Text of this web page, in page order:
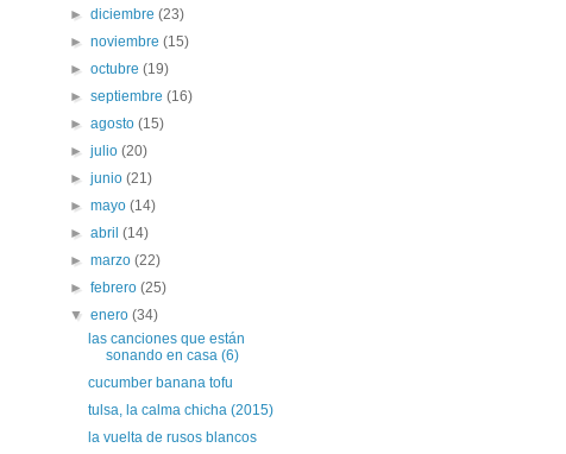
►diciembre(23)
►noviembre(15)
►octubre(19)
►septiembre(16)
►agosto(15)
►julio(20)
►junio(21)
►mayo(14)
►abril(14)
►marzo(22)
►febrero(25)
▼enero(34)
las canciones que están
sonando en casa (6)
cucumber banana tofu
tulsa, la calma chicha (2015)
la vuelta de rusos blancos